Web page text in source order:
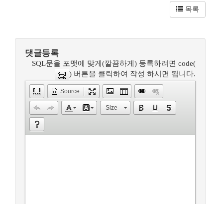
목록
댓글등록
SQL문을 포맷에 맞게(깔끔하게) 등록하려면 code(
) 버튼을 클릭하여 작성 하시면 됩니다.
Source
Size